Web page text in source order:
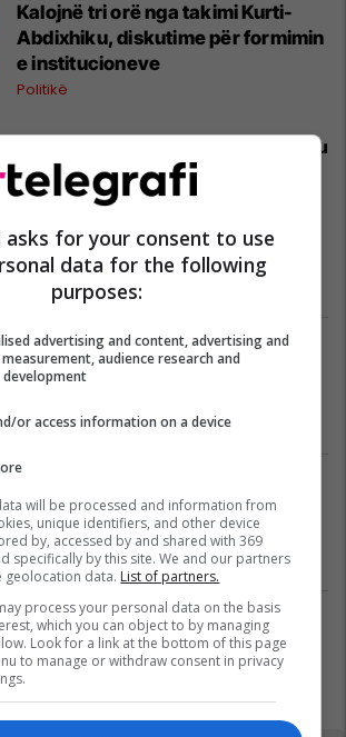
Kalojnë tri orë nga takimi Kurti-
Abdixhiku, diskutime për formimin
e institucioneve
Politikë
Reklamo këtu
Banesë 98.96m² në shitje në
Lakrishtë – banim modern pranë
qendrës #16060
Pro Real Estate
Alba Health bashkon profesionistët
e kujdesit në një rrjet të përbashkët
Alba Health
robotikës: Kosova drejt Koresë së
Jugut
UBT
Plan B Creative rrit ndikimin e
biznesit tuaj online
Plan B
asks for your consent to use
data for the following
purposes:
advertising and content, advertising and
audience research and
development
or access information on a device
will be processed and information from
unique identifiers, and other device
by, accessed by and shared with 369
specifically by this site. We and our partners
geolocation data. List of partners.
process your personal data on the basis
which you can object to by managing
Look for a link at the bottom of this page
to manage or withdraw consent in privacy